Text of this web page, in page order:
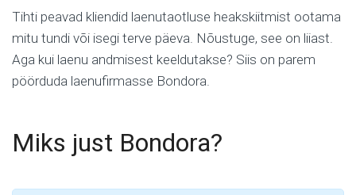
Tihti peavad kliendid laenutaotluse heakskiitmist ootama
mitu tundi või isegi terve päeva. Nõustuge, see on liiast.
Aga kui laenu andmisest keeldutakse? Siis on parem
pöörduda laenufirmasse Bondora.
Miks just Bondora?